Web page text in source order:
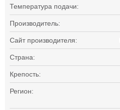
Температура подачи:
Производитель:
Сайт производителя:
Страна:
Крепость:
Регион: